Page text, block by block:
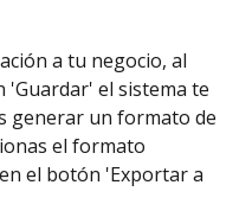
a tu negocio, al
'Guardar' el sistema te
generar un formato de
el formato
el botón 'Exportar a